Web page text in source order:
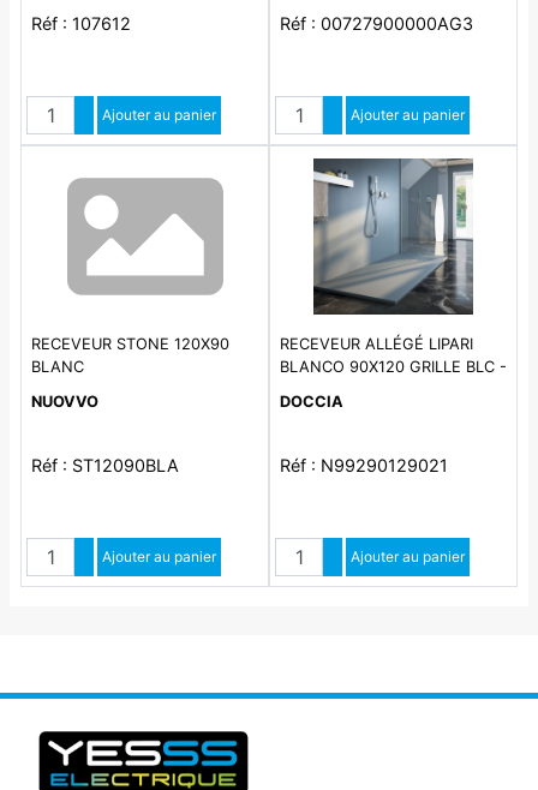
Réf : 107612
QuantitéAugmenter quantité
Diminuer quantité
Ajouter au panier
Réf : 00727900000AG3
QuantitéAugmenter quantité
Diminuer quantité
Ajouter au panier
RECEVEUR STONE 120X90
BLANC
NUOVVO
Réf : ST12090BLA
QuantitéAugmenter quantité
Diminuer quantité
Ajouter au panier
RECEVEUR ALLÉGÉ LIPARI
BLANCO 90X120 GRILLE BLC -
DOCCIA
Réf : N99290129021
QuantitéAugmenter quantité
Diminuer quantité
Ajouter au panier